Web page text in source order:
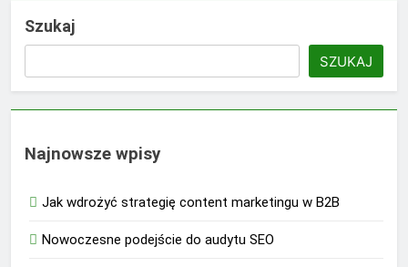
Szukaj
SZUKAJ
Najnowsze wpisy
Jak wdrożyć strategię content marketingu w B2B
Nowoczesne podejście do audytu SEO